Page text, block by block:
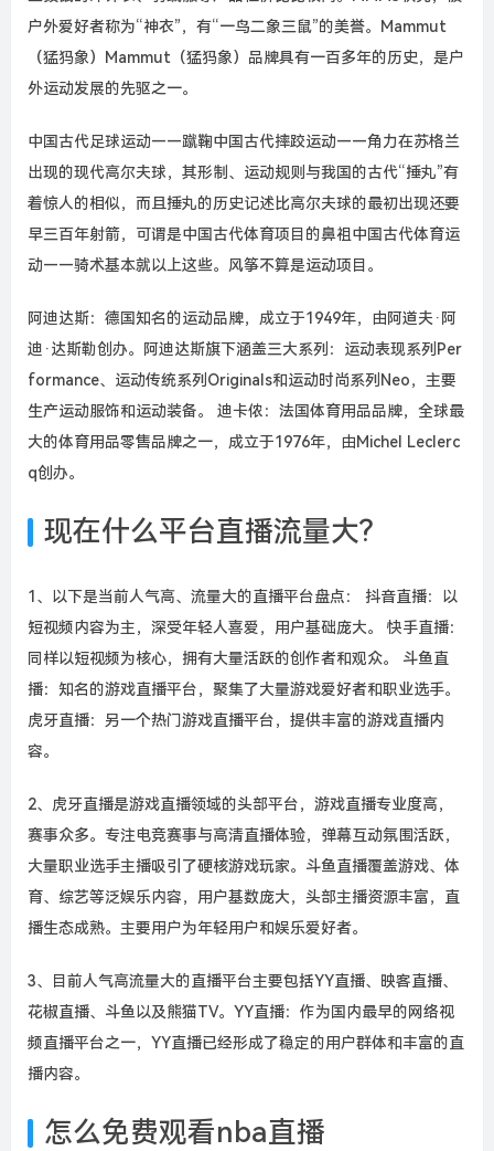
户外爱好者称为“神衣”，有“一鸟二象三鼠”的美誉。Mammut
（猛犸象）Mammut（猛犸象）品牌具有一百多年的历史，是户
外运动发展的先驱之一。
中国古代足球运动——蹴鞠中国古代摔跤运动——角力在苏格兰
出现的现代高尔夫球，其形制、运动规则与我国的古代“捶丸”有
着惊人的相似，而且捶丸的历史记述比高尔夫球的最初出现还要
早三百年射箭，可谓是中国古代体育项目的鼻祖中国古代体育运
动——骑术基本就以上这些。风筝不算是运动项目。
阿迪达斯：德国知名的运动品牌，成立于1949年，由阿道夫·阿
迪·达斯勒创办。阿迪达斯旗下涵盖三大系列：运动表现系列Per
formance、运动传统系列Originals和运动时尚系列Neo，主要
生产运动服饰和运动装备。 迪卡侬：法国体育用品品牌，全球最
大的体育用品零售品牌之一，成立于1976年，由Michel Leclerc
q创办。
现在什么平台直播流量大?
1、以下是当前人气高、流量大的直播平台盘点： 抖音直播：以
短视频内容为主，深受年轻人喜爱，用户基础庞大。 快手直播：
同样以短视频为核心，拥有大量活跃的创作者和观众。 斗鱼直
播：知名的游戏直播平台，聚集了大量游戏爱好者和职业选手。
虎牙直播：另一个热门游戏直播平台，提供丰富的游戏直播内
容。
2、虎牙直播是游戏直播领域的头部平台，游戏直播专业度高，
赛事众多。专注电竞赛事与高清直播体验，弹幕互动氛围活跃，
大量职业选手主播吸引了硬核游戏玩家。斗鱼直播覆盖游戏、体
育、综艺等泛娱乐内容，用户基数庞大，头部主播资源丰富，直
播生态成熟。主要用户为年轻用户和娱乐爱好者。
3、目前人气高流量大的直播平台主要包括YY直播、映客直播、
花椒直播、斗鱼以及熊猫TV。YY直播：作为国内最早的网络视
频直播平台之一，YY直播已经形成了稳定的用户群体和丰富的直
播内容。
怎么免费观看nba直播